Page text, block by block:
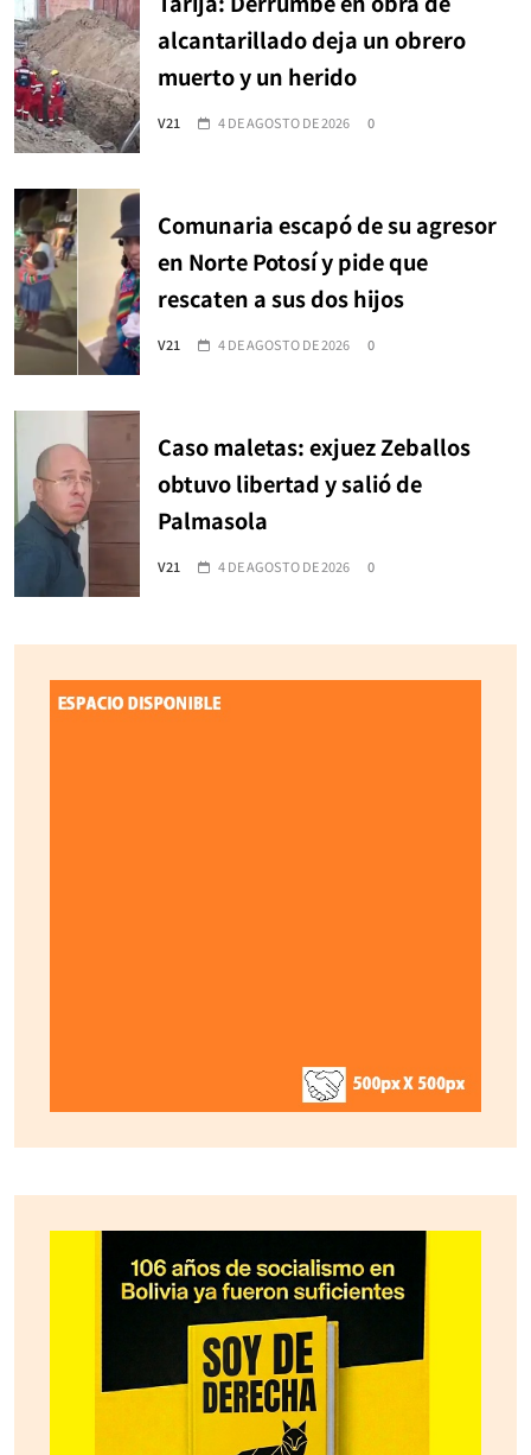
alcantarillado deja un obrero
muerto y un herido
V21 4 DE AGOSTO DE 2026 0
Comunaria escapó de su agresor
en Norte Potosí y pide que
rescaten a sus dos hijos
V21 4 DE AGOSTO DE 2026 0
Caso maletas: exjuez Zeballos
obtuvo libertad y salió de
Palmasola
V21 4 DE AGOSTO DE 2026 0